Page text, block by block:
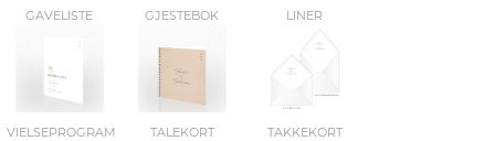
GAVELISTE GJESTEBOK LINER
VIELSEPROGRAM TALEKORT TAKKEKORT